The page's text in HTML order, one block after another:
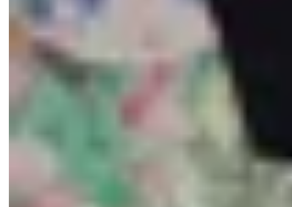
INDRA
Remera Jinshi x MaoMao